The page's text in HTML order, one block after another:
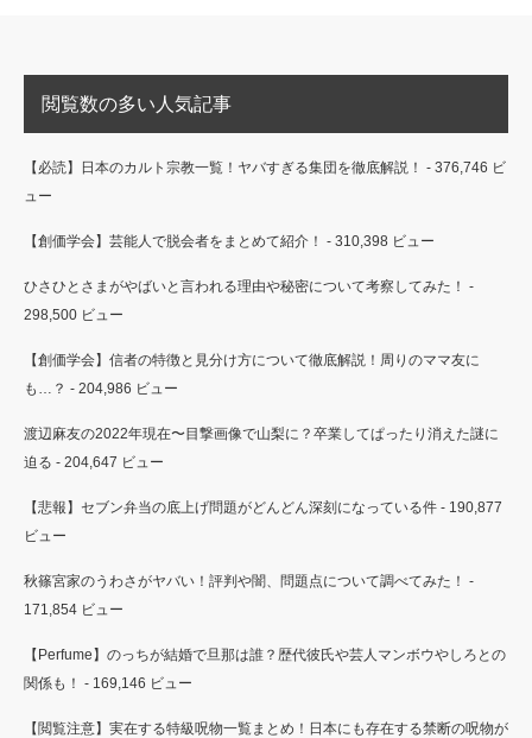
閲覧数の多い人気記事
【必読】日本のカルト宗教一覧！ヤバすぎる集団を徹底解説！ - 376,746 ビ
ュー
【創価学会】芸能人で脱会者をまとめて紹介！ - 310,398 ビュー
ひさひとさまがやばいと言われる理由や秘密について考察してみた！ -
298,500 ビュー
【創価学会】信者の特徴と見分け方について徹底解説！周りのママ友に
も…？ - 204,986 ビュー
渡辺麻友の2022年現在〜目撃画像で山梨に？卒業してぱったり消えた謎に
迫る - 204,647 ビュー
【悲報】セブン弁当の底上げ問題がどんどん深刻になっている件 - 190,877
ビュー
秋篠宮家のうわさがヤバい！評判や闇、問題点について調べてみた！ -
171,854 ビュー
【Perfume】のっちが結婚で旦那は誰？歴代彼氏や芸人マンボウやしろとの
関係も！ - 169,146 ビュー
【閲覧注意】実在する特級呪物一覧まとめ！日本にも存在する禁断の呪物が